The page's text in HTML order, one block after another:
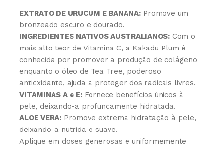
EXTRATO DE URUCUM E BANANA: Promove um
bronzeado escuro e dourado.
INGREDIENTES NATIVOS AUSTRALIANOS: Com o
mais alto teor de Vitamina C, a Kakadu Plum é
conhecida por promover a produção de colágeno
enquanto o óleo de Tea Tree, poderoso
antioxidante, ajuda a proteger dos radicais livres.
VITAMINAS A e E: Fornece benefícios únicos à
pele, deixando-a profundamente hidratada.
ALOE VERA: Promove extrema hidratação à pele,
deixando-a nutrida e suave.
Aplique em doses generosas e uniformemente